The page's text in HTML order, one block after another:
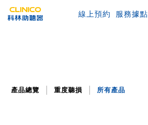
線上預約 服務據點
產品總覽 重度聽損 所有產品